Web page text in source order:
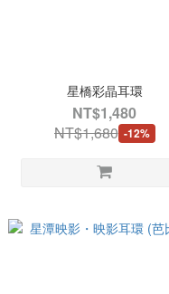
星橋彩晶耳環
NT$1,480
NT$1,680 -12%